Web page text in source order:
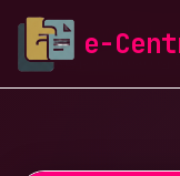
e-
zlewozmywaki-
Sklep militarny